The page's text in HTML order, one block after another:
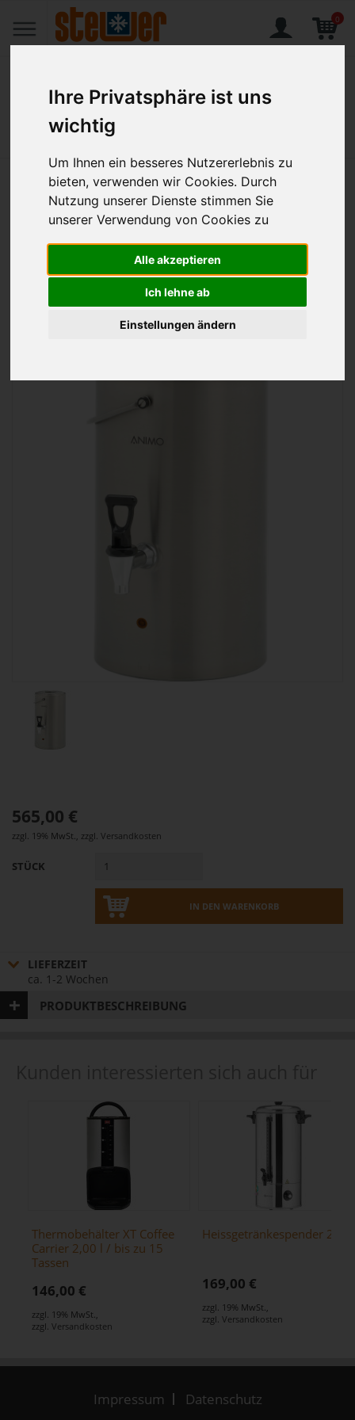
Ihre Privatsphäre ist uns
wichtig
Um Ihnen ein besseres Nutzererlebnis zu
bieten, verwenden wir Cookies. Durch
Nutzung unserer Dienste stimmen Sie
unserer Verwendung von Cookies zu
Alle akzeptieren
Ich lehne ab
Einstellungen ändern
0
Home Produkte
Getränkebehälter CE 4,00 l / ø
237 x 346 mm
565,00 €
zzgl. 19% MwSt., zzgl. Versandkosten
STÜCK
IN DEN WARENKORB
LIEFERZEIT
ca. 1-2 Wochen
PRODUKTBESCHREIBUNG
Thermobehälter XT Coffee
Carrier 2,00 l / bis zu 15
Tassen
146,00 €
zzgl. 19% MwSt.
zzgl. Versandkosten
Heissgetränkespender 20L
169,00 €
zzgl. 19% MwSt.
zzgl. Versandkosten
Impressum Datenschutz